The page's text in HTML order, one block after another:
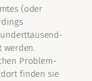
(oder
werden.
Problem-
finden sie